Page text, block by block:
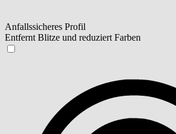
Anfallssicheres Profil
Entfernt Blitze und reduziert Farben